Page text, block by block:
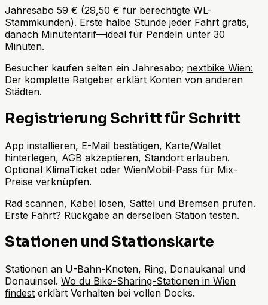
Jahresabo 59 € (29,50 € für berechtigte WL-
Stammkunden). Erste halbe Stunde jeder Fahrt gratis,
danach Minutentarif—ideal für Pendeln unter 30
Minuten.
Besucher kaufen selten ein Jahresabo; nextbike Wien:
Der komplette Ratgeber erklärt Konten von anderen
Städten.
Registrierung Schritt für Schritt
App installieren, E-Mail bestätigen, Karte/Wallet
hinterlegen, AGB akzeptieren, Standort erlauben.
Optional KlimaTicket oder WienMobil-Pass für Mix-
Preise verknüpfen.
Rad scannen, Kabel lösen, Sattel und Bremsen prüfen.
Erste Fahrt? Rückgabe an derselben Station testen.
Stationen und Stationskarte
Stationen an U-Bahn-Knoten, Ring, Donaukanal und
Donauinsel. Wo du Bike-Sharing-Stationen in Wien
findest erklärt Verhalten bei vollen Docks.